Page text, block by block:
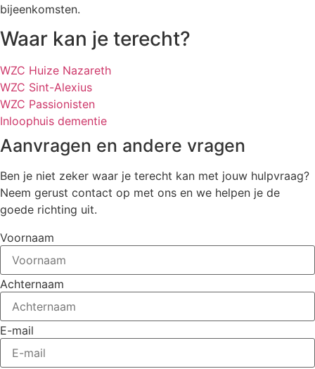
bijeenkomsten.
Waar kan je terecht?
WZC Huize Nazareth
WZC Sint-Alexius
WZC Passionisten
Inloophuis dementie
Aanvragen en andere vragen
Ben je niet zeker waar je terecht kan met jouw hulpvraag?
Neem gerust contact op met ons en we helpen je de
goede richting uit.
Voornaam
Achternaam
E-mail